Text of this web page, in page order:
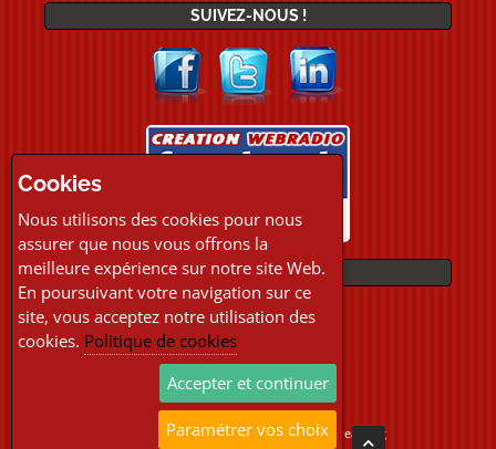
SUIVEZ-NOUS !
PAIEMENTS
Copyright © 2026 Location Webradio Streaming
Cookies
Nous utilisons des cookies pour nous
assurer que nous vous offrons la
meilleure expérience sur notre site Web.
En poursuivant votre navigation sur ce
site, vous acceptez notre utilisation des
cookies. Politique de cookies
Accepter et continuer
Paramétrer vos choix